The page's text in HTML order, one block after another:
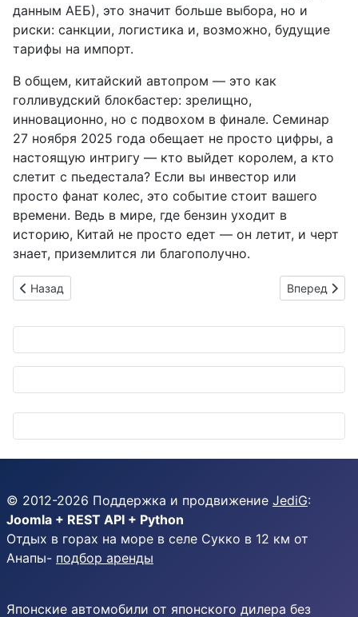
данным АЕБ), это значит больше выбора, но и
риски: санкции, логистика и, возможно, будущие
тарифы на импорт.
В общем, китайский автопром — это как
голливудский блокбастер: зрелищно,
инновационно, но с подвохом в финале. Семинар
27 ноября 2025 года обещает не просто цифры, а
настоящую интригу — кто выйдет королем, а кто
слетит с пьедестала? Если вы инвестор или
просто фанат колес, это событие стоит вашего
времени. Ведь в мире, где бензин уходит в
историю, Китай не просто едет — он летит, и черт
знает, приземлится ли благополучно.
Предыдущий: Японские автогиганты в шоке: акции летят
Назад Следующий:
Вперед
© 2012-2026 Поддержка и продвижение JediG:
Joomla + REST API + Python
Отдых в горах на море в селе Сукко в 12 км от
Анапы- подбор аренды
Японские автомобили от японского дилера без